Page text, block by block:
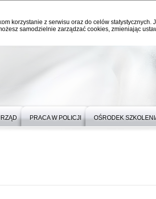
korzystanie z serwisu oraz do celów
samodzielnie zarządzać cookies, zmieniając
PRACA W POLICJI OŚRODEK